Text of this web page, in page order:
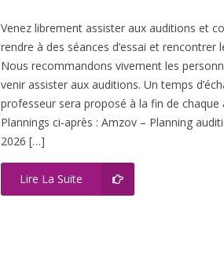
Venez librement assister aux auditions et
rendre à des séances d’essai et rencontrer
Nous recommandons vivement les
venir assister aux auditions. Un temps
professeur sera proposé à la fin de chaque
Plannings ci-après : Amzov – Planning
2026 […]
Lire La Suite